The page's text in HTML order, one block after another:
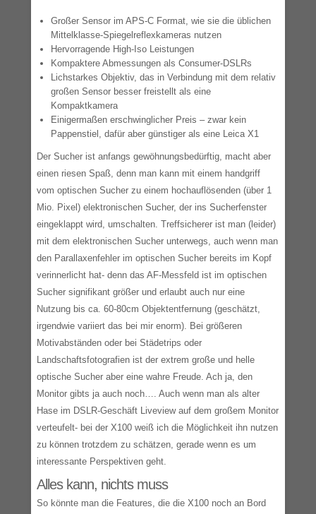
Großer Sensor im APS-C Format, wie sie die üblichen
Mittelklasse-Spiegelreflexkameras nutzen
Hervorragende High-Iso Leistungen
Kompaktere Abmessungen als Consumer-DSLRs
Lichstarkes Objektiv, das in Verbindung mit dem relativ
großen Sensor besser freistellt als eine
Kompaktkamera
Einigermaßen erschwinglicher Preis – zwar kein
Pappenstiel, dafür aber günstiger als eine Leica X1
Der Sucher ist anfangs gewöhnungsbedürftig, macht aber
einen riesen Spaß, denn man kann mit einem handgriff
vom optischen Sucher zu einem hochauflösenden (über 1
Mio. Pixel) elektronischen Sucher, der ins Sucherfenster
eingeklappt wird, umschalten. Treffsicherer ist man (leider)
mit dem elektronischen Sucher unterwegs, auch wenn man
den Parallaxenfehler im optischen Sucher bereits im Kopf
verinnerlicht hat- denn das AF-Messfeld ist im optischen
Sucher signifikant größer und erlaubt auch nur eine
Nutzung bis ca. 60-80cm Objektentfernung (geschätzt,
irgendwie variiert das bei mir enorm). Bei größeren
Motivabständen oder bei Städetrips oder
Landschaftsfotografien ist der extrem große und helle
optische Sucher aber eine wahre Freude. Ach ja, den
Monitor gibts ja auch noch…. Auch wenn man als alter
Hase im DSLR-Geschäft Liveview auf dem großem Monitor
verteufelt- bei der X100 weiß ich die Möglichkeit ihn nutzen
zu können trotzdem zu schätzen, gerade wenn es um
interessante Perspektiven geht.
Alles kann, nichts muss
So könnte man die Features, die die X100 noch an Bord